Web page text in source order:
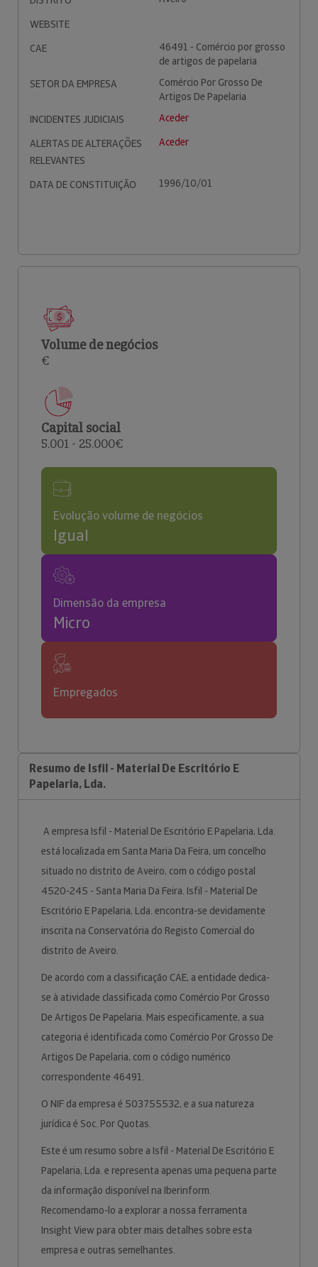
WEBSITE
CAE
46491 - Comércio por grosso
de artigos de papelaria
SETOR DA EMPRESA
Comércio Por Grosso De
Artigos De Papelaria
INCIDENTES JUDICIAIS
Aceder
ALERTAS DE ALTERAÇÕES
RELEVANTES
Aceder
DATA DE CONSTITUIÇÃO 1996/10/01
Volume de negócios
€
Capital social
5.001 - 25.000€
Evolução volume de negócios
Igual
Dimensão da empresa
Micro
Empregados
Resumo de Isfil - Material De Escritório E
Papelaria, Lda.
A empresa Isfil - Material De Escritório E Papelaria, Lda.
está localizada em Santa Maria Da Feira, um concelho
situado no distrito de Aveiro, com o código postal
4520-245 - Santa Maria Da Feira. Isfil - Material De
Escritório E Papelaria, Lda. encontra-se devidamente
inscrita na Conservatória do Registo Comercial do
distrito de Aveiro.
De acordo com a classificação CAE, a entidade dedica-
se à atividade classificada como Comércio Por Grosso
De Artigos De Papelaria. Mais especificamente, a sua
categoria é identificada como Comércio Por Grosso De
Artigos De Papelaria, com o código numérico
correspondente 46491.
O NIF da empresa é 503755532, e a sua natureza
jurídica é Soc. Por Quotas.
Este é um resumo sobre a Isfil - Material De Escritório E
Papelaria, Lda. e representa apenas uma pequena parte
da informação disponível na Iberinform.
Recomendamo-lo a explorar a nossa ferramenta
Insight View para obter mais detalhes sobre esta
empresa e outras semelhantes.